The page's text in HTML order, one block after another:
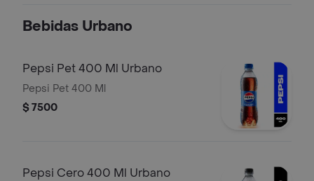
Bebidas Urbano
Pepsi Pet 400 Ml Urbano
Pepsi Pet 400 Ml
$ 7500
Pepsi Cero 400 Ml Urbano